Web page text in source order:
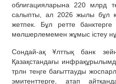
облигацияларына 220 млрд
салыпты, ал 2026 жылы бұл
жетпек. Бұл ретте
мөлшерлемемен жұмыс істеу
Сондай-ақ Ұлттық банк
Қазақстандағы
трлн теңге бағыттауды
эмитенттерге, атап